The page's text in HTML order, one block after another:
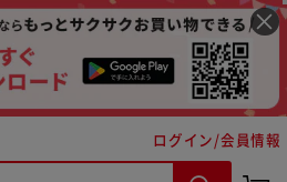
ログイン/会員情報